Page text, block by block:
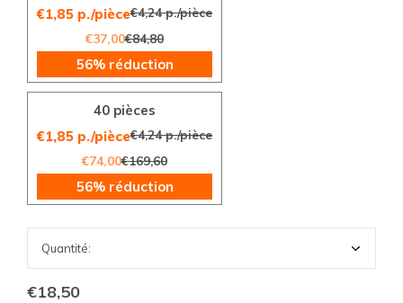
€1,85 p./pièce€4,24 p./pièce
€37,00€84,80
56% réduction
40 pièces
€1,85 p./pièce€4,24 p./pièce
€74,00€169,60
56% réduction
€18,50